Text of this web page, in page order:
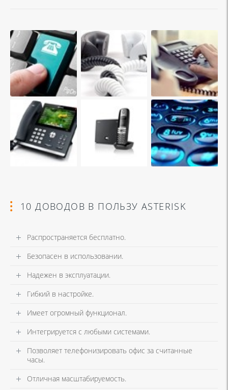
10 ДОВОДОВ В ПОЛЬЗУ ASTERISK
Распространяется бесплатно.
Безопасен в использовании.
Надежен в эксплуатации.
Гибкий в настройке.
Имеет огромный функционал.
Интегрируется с любыми системами.
Позволяет телефонизировать офис за считанные
часы.
Отличная масштабируемость.